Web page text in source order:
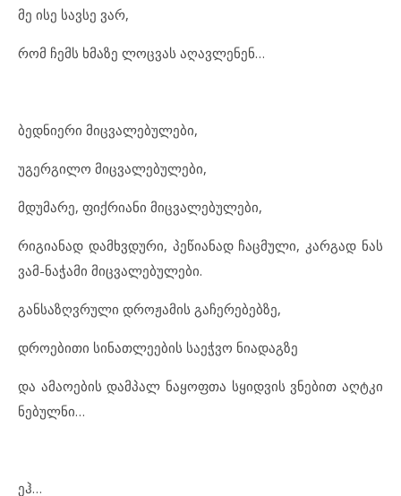
მე ისე სავსე ვარ,
რომ ჩემს ხმაზე ლოცვას აღავლენენ…
ბედნიერი მიცვალებულები,
უგერგილო მიცვალებულები,
მდუმარე, ფიქრიანი მიცვალებულები,
რიგიანად დამხვდური, პეწიანად ჩაცმული, კარგად ნას
ვამ-ნაჭამი მიცვალებულები.
განსაზღვრული დროჟამის გაჩერებებზე,
დროებითი სინათლეების საეჭვო ნიადაგზე
და ამაოების დამპალ ნაყოფთა სყიდვის ვნებით აღტკი
ნებულნი…
ეჰ…